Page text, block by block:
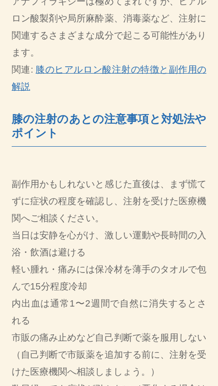
ロン酸製剤や局所麻酔薬、消毒薬など、注射に
関連するさまざまな成分で起こる可能性があり
ます。
関連: 膝のヒアルロン酸注射の特徴と副作用の
解説
膝の注射のあとの注意事項と対処法や
ポイント
副作用かもしれないと感じた直後は、まず慌て
ずに症状の程度を確認し、注射を受けた医療機
関へご相談ください。
当日は安静を心がけ、激しい運動や長時間の入
浴・飲酒は避ける
軽い腫れ・痛みには保冷材を薄手のタオルで包
んで15分程度冷却
内出血は通常1〜2週間で自然に消失するとさ
れる
市販の痛み止めなど自己判断で薬を服用しない
（自己判断で市販薬を追加する前に、注射を受
けた医療機関へ相談しましょう。）